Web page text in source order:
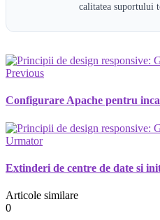
calitatea suportului
Previous
Configurare Apache pentru
Urmator
Extinderi de centre de date si
Articole similare
0